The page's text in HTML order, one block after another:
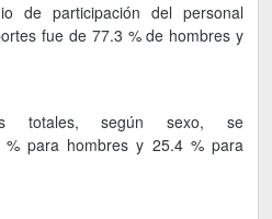
de participación del personal
fue de 77.3 % de hombres y
totales, según sexo, se
% para hombres y 25.4 % para